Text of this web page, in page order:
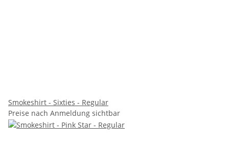
Smokeshirt - Sixties - Regular
Preise nach Anmeldung sichtbar